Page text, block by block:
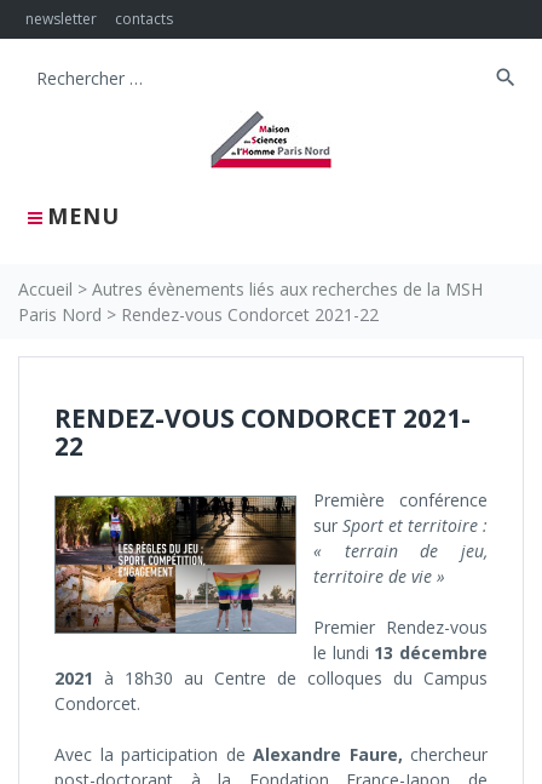
Skip
to
newsletter contacts
MENU
Search
search
Accueil > Autres évènements liés aux recherches de la MSH
Paris Nord > Rendez-vous Condorcet 2021-22
RENDEZ-VOUS CONDORCET 2021-
22
Première conférence
sur Sport et territoire :
« terrain de jeu,
territoire de vie »
Premier Rendez-vous
le lundi 13 décembre
2021 à 18h30 au Centre de colloques du Campus
Condorcet.
Avec la participation de Alexandre Faure, chercheur